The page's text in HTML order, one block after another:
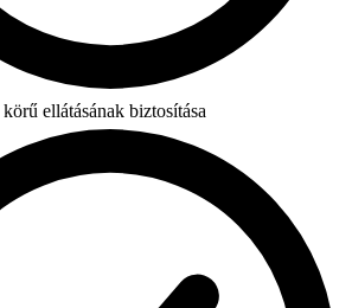
ellátásának biztosítása